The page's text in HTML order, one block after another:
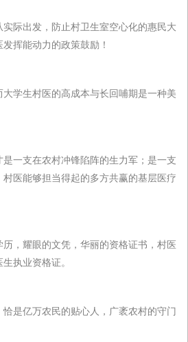
际出发，防止村卫生室空心化的惠民大
挥能动力的政策鼓励！
学生村医的高成本与长回哺期是一种美
一支在农村冲锋陷阵的生力军；是一支
医能够担当得起的多方共赢的基层医疗
，耀眼的文凭，华丽的资格证书，村医
执业资格证。
是亿万农民的贴心人，广袤农村的守门